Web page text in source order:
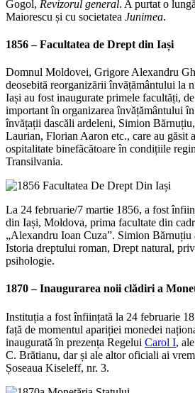
Gogol, Revizorul general. A purtat o
Maiorescu și cu societatea Junimea.
1856 –Facultatea de Drept din Iași
Domnul Moldovei, Grigore Alexandru
deosebită reorganizării învățământului la
Iași au fost inaugurate primele facultăți,
important în organizarea învățământului
învățații dascăli ardeleni, Simion
Laurian, Florian Aaron etc., care au găsit
ospitalitate binefăcătoare în condițiile
Transilvania.
La 24 februarie/7 martie 1856, a fost
din Iași, Moldova, prima facultate din
„Alexandru Ioan Cuza”. Simion
Istoria dreptului roman, Drept natural,
psihologie.
1870 – Inaugurarea noii clădiri a
Instituția a fost înființată la 24 februarie
față de momentul apariției monedei
inaugurată în prezența Regelui Carol I,
C. Brătianu, dar și ale altor oficiali ai
Șoseaua Kiseleff, nr. 3.